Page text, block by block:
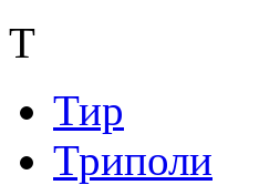
Т
Тир
Триполи